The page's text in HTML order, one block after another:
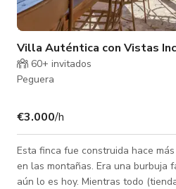
Villa Auténtica con Vistas
60+ invitados
Peguera
€3.000/h
Esta finca fue construida hace
en las montañas. Era una burbuja
aún lo es hoy. Mientras todo